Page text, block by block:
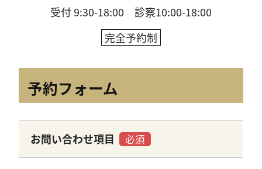
受付 9:30-18:00 診察10:00-18:00
完全予約制
予約フォーム
お問い合わせ項目 必須